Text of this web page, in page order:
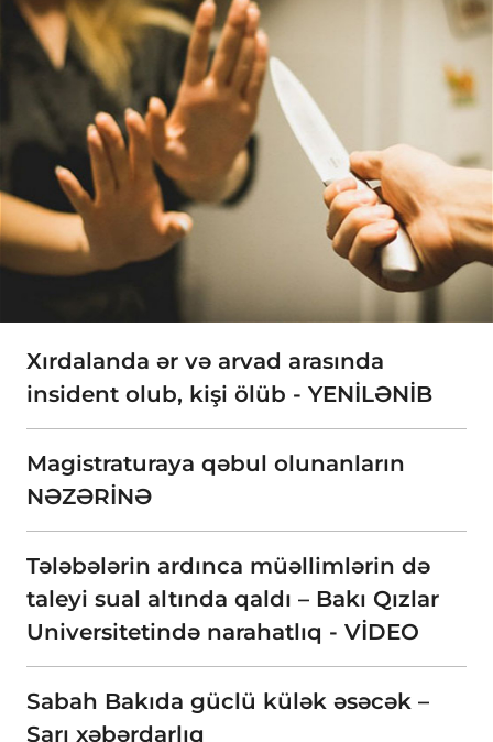
Xırdalanda ər və arvad arasında
insident olub, kişi ölüb - YENİLƏNİB
Magistraturaya qəbul olunanların
NƏZƏRİNƏ
Tələbələrin ardınca müəllimlərin də
taleyi sual altında qaldı – Bakı Qızlar
Universitetində narahatlıq - VİDEO
Sabah Bakıda güclü külək əsəcək –
Sarı xəbərdarlıq